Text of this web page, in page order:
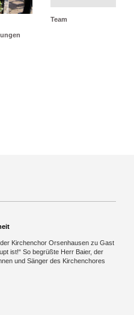
Team
Kirchenchor Orsenhausen zu Gast
ist!“ So begrüßte Herr Baier, der
und Sänger des Kirchenchores